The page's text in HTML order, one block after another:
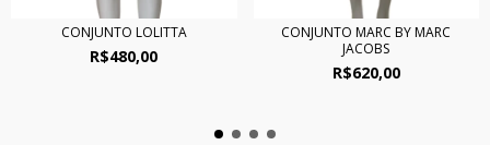
CONJUNTO LOLITTA
R$480,00
CONJUNTO MARC BY MARC
JACOBS
R$620,00